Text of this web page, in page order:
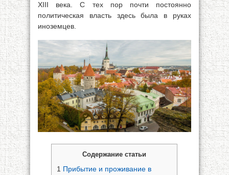
XIII века. С тех пор почти постоянно
политическая власть здесь была в руках
иноземцев.
Содержание статьи
1 Прибытие и проживание в